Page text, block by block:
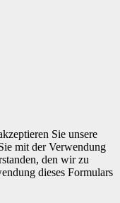
Sie unsere
mit der Verwendung
den wir zu
dieses Formulars